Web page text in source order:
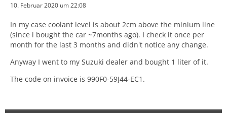
10. Februar 2020 um 22:08
In my case coolant level is about 2cm above the minium line
(since i bought the car ~7months ago). I check it once per
month for the last 3 months and didn't notice any change.
Anyway I went to my Suzuki dealer and bought 1 liter of it.
The code on invoice is 990F0-59J44-EC1.